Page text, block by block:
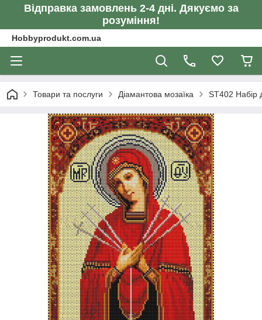
Відправка замовлень 2-4 дні. Дякуємо за
розуміння!
Hobbyprodukt.com.ua
Товари та послуги Діамантова мозаїка ST402 Набір